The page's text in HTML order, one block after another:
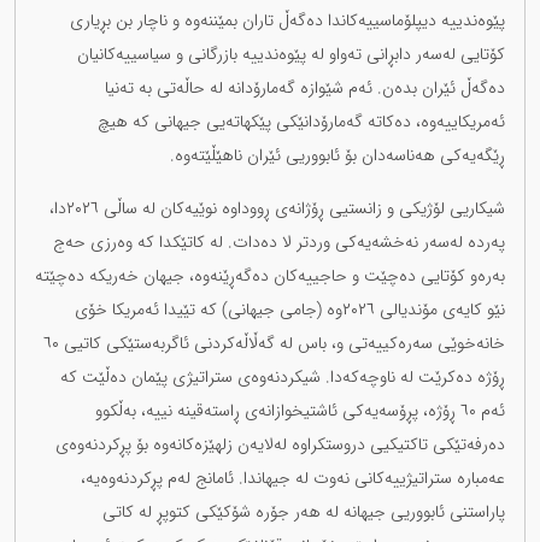
پێوەندییە دیپلۆماسییەکاندا دەگەڵ تاران بمێننەوە و ناچار بن بڕیاری
کۆتایی لەسەر دابڕانی تەواو لە پێوەندییە بازرگانی و سیاسییەکانیان
دەگەڵ ئێران بدەن. ئەم شێوازە گەمارۆدانە لە حاڵەتی بە تەنیا
ئەمریکاییەوە، دەکاتە گەمارۆدانێکی پێکهاتەیی جیهانی کە هیچ
ڕێگەیەکی هەناسەدان بۆ ئابووریی ئێران ناهێڵێتەوە.
شیکاریی لۆژیکی و زانستیی ڕۆژانەی ڕووداوە نوێیەکان لە ساڵی ٢٠٢٦دا،
پەردە لەسەر نەخشەیەکی وردتر لا دەدات. لە کاتێکدا کە وەرزی حەج
بەرەو کۆتایی دەچێت و حاجییەکان دەگەڕێنەوە، جیهان خەریکە دەچێتە
نێو کایەی مۆندیالی ٢٠٢٦وە (جامی جیهانی) کە تێیدا ئەمریکا خۆی
خانەخوێی سەرەکییەتی و، باس لە گەڵاڵەکردنی ئاگربەستێکی کاتیی ٦٠
ڕۆژە دەکرێت لە ناوچەکەدا. شیکردنەوەی ستراتیژی پێمان دەڵێت کە
ئەم ٦٠ ڕۆژە، پڕۆسەیەکی ئاشتیخوازانەی ڕاستەقینە نییە، بەڵکوو
دەرفەتێکی تاکتیکیی دروستکراوە لەلایەن زلهێزەکانەوە بۆ پڕکردنەوەی
عەمبارە ستراتیژییەکانی نەوت لە جیهاندا. ئامانج لەم پڕکردنەوەیە،
پاراستنی ئابووریی جیهانە لە هەر جۆرە شۆکێکی کتوپڕ لە کاتی